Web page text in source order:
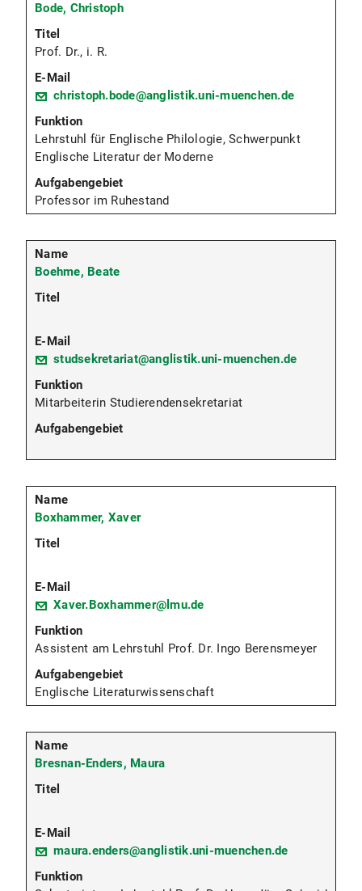
Bode, Christoph
Prof. Dr., i. R.
christoph.bode@anglistik.uni-muenchen.de
Lehrstuhl für Englische Philologie, Schwerpunkt
Englische Literatur der Moderne
Professor im Ruhestand
Boehme, Beate
studsekretariat@anglistik.uni-muenchen.de
Mitarbeiterin Studierendensekretariat
Boxhammer, Xaver
Xaver.Boxhammer@lmu.de
Assistent am Lehrstuhl Prof. Dr. Ingo Berensmeyer
Englische Literaturwissenschaft
Bresnan-Enders, Maura
maura.enders@anglistik.uni-muenchen.de